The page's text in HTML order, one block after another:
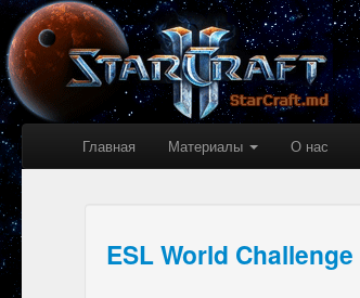
Главная Материалы О нас
ESL World Challenge